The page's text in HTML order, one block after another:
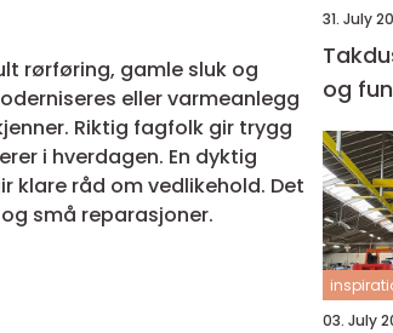
rørføring, gamle sluk og
eller varmeanlegg
Riktig fagfolk gir trygg
i hverdagen. En dyktig
klare råd om vedlikehold. Det
små reparasjoner.
31. July
Takdusj komfort,
og
03. July